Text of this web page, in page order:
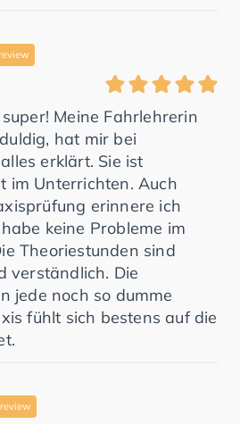
Meine Fahrlehrerin
hat mir bei
erklärt. Sie ist
im Unterrichten. Auch
erinnere ich
keine Probleme im
Theoriestunden sind
verständlich. Die
jede noch so dumme
fühlt sich bestens auf die